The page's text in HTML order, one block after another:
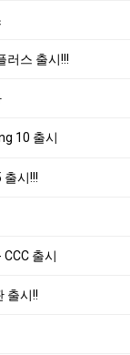
러스 출시!!!
10 출시
시!!!
출시
출시!!